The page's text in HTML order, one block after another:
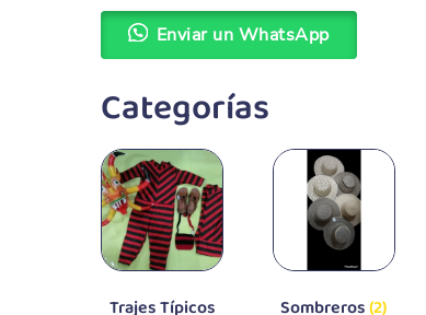
Enviar un WhatsApp
Categorías
Trajes Típicos Sombreros(2)